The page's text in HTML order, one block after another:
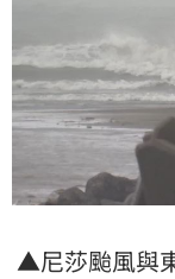
▲尼莎颱風與